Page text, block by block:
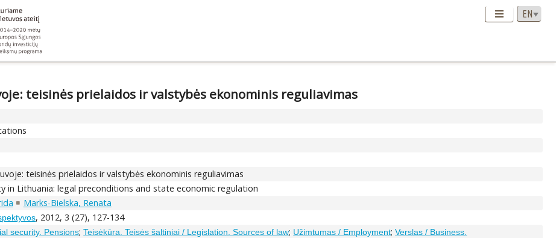
teisinės prielaidos ir valstybės ekonominis reguliavimas
teisinės prielaidos ir valstybės ekonominis reguliavimas
in Lithuania: legal preconditions and state economic regulation
Marks-Bielska, Renata
, 2012, 3 (27), 127-134
security. Pensions;Teisėkūra. Teisės šaltiniai / Legislation. Sources of law; Užimtumas / Employment;Verslas / Business.